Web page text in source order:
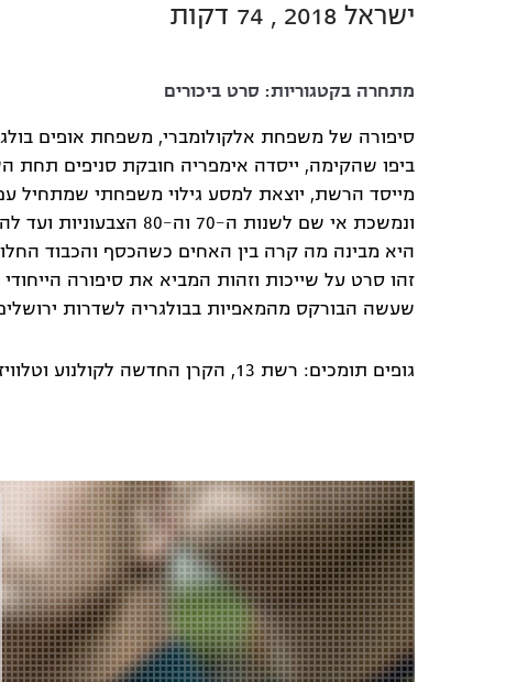
ישראל 2018 , 74 דקות
מתחרה בקטגוריות: סרט ביכורים
סיפורה של משפחת אלקולומברי, משפחת אופים
ביפו שהקימה, ייסדה אימפריה חובקת סניפים תחת
מייסד הרשת, יוצאת למסע גילוי משפחתי שמתחיל
היא מבינה מה קרה בין האחים כשהכסף והכבוד
זהו סרט על שייכות וזהות המביא את סיפורה
שעשה הבורקס מהמאפיות בבולגריה לשדרות
גופים תומכים: רשת 13, הקרן החדשה לקולנוע וטלוויזיה [חממת נשים]